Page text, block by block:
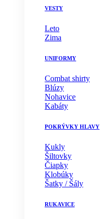
VESTY
Leto
Zima
UNIFORMY
Combat shirty
Blúzy
Nohavice
Kabáty
POKRÝVKY HLAVY
Kukly
Šiltovky
Čiapky
Klobúky
Šatky / Šály
RUKAVICE